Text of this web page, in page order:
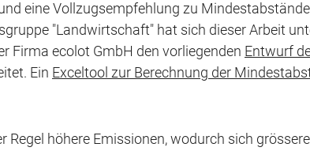
eine Vollzugsempfehlung zu
"Landwirtschaft" hat sich dieser Arbeit
Firma ecolot GmbH den vorliegenden Entwurf
Ein Exceltool zur Berechnung der
Regel höhere Emissionen, wodurch sich grössere